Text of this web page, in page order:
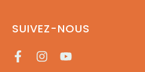
SUIVEZ-NOUS